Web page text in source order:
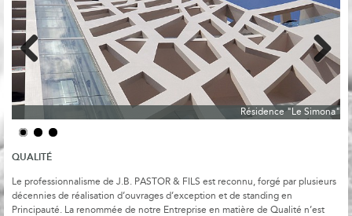
Résidence "Le Simona"
Previous Next
QUALITÉ
Le professionnalisme de J.B. PASTOR & FILS est reconnu, forgé par plusieurs
décennies de réalisation d’ouvrages d’exception et de standing en
Principauté. La renommée de notre Entreprise en matière de Qualité n’est